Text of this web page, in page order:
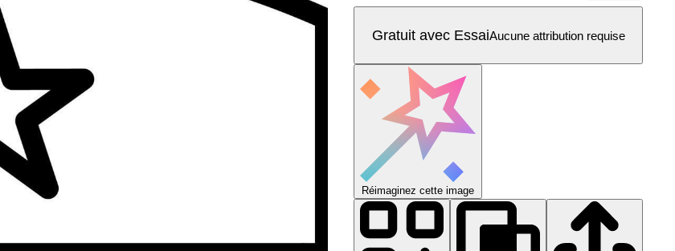
Gratuit avec EssaiAucune attribution requise
Réimaginez cette image